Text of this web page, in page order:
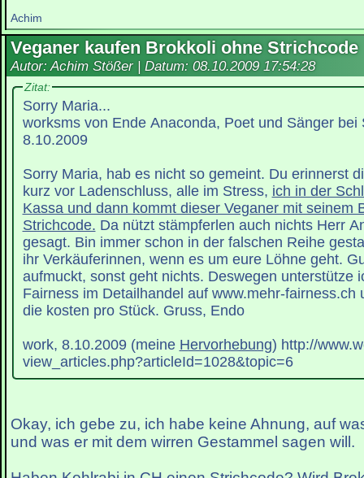
Achim
Veganer kaufen Brokkoli ohne Strichcode
Autor: Achim Stößer | Datum: 08.10.2009 17:54:28
Zitat:
Sorry Maria...
worksms von Ende Anaconda, Poet und Sänger bei
8.10.2009
Sorry Maria, hab es nicht so gemeint. Du erinnerst
kurz vor Ladenschluss, alle im Stress, ich in der
Kassa und dann kommt dieser Veganer mit seinem
Strichcode. Da nützt stämpferlen auch nichts Herr
gesagt. Bin immer schon in der falschen Reihe
ihr Verkäuferinnen, wenn es um eure Löhne geht.
aufmuckt, sonst geht nichts. Deswegen unterstütze
Fairness im Detailhandel auf www.mehr-fairness.ch
die kosten pro Stück. Gruss, Endo
work, 8.10.2009 (meine Hervorhebung) http://
view_articles.php?articleId=1028&topic=6
Okay, ich gebe zu, ich habe keine Ahnung, auf
und was er mit dem wirren Gestammel sagen will.